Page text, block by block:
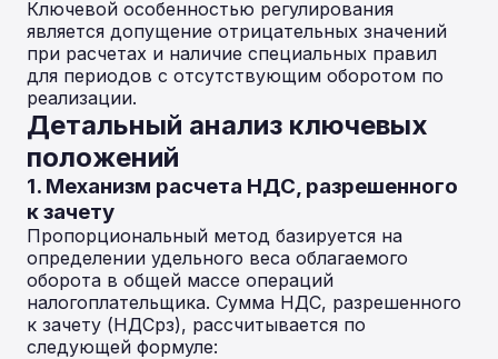
Ключевой особенностью регулирования
является допущение отрицательных значений
при расчетах и наличие специальных правил
для периодов с отсутствующим оборотом по
реализации.
Детальный анализ ключевых
положений
1. Механизм расчета НДС, разрешенного
к зачету
Пропорциональный метод базируется на
определении удельного веса облагаемого
оборота в общей массе операций
налогоплательщика. Сумма НДС, разрешенного
к зачету (НДСрз), рассчитывается по
следующей формуле: